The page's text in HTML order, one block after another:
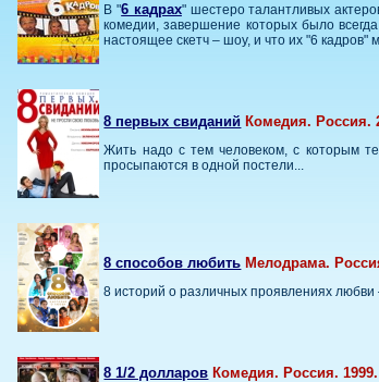
В "6 кадрах" шестеро талантливых
комедии, завершение которых было
настоящее скетч – шоу, и что их "6
8 первых свиданий Комедия. Россия.
Жить надо с тем человеком, с которым
просыпаются в одной постели...
8 способов любить Мелодрама.
8 историй о различных проявлениях
8 1/2 долларов Комедия. Россия. 1999.